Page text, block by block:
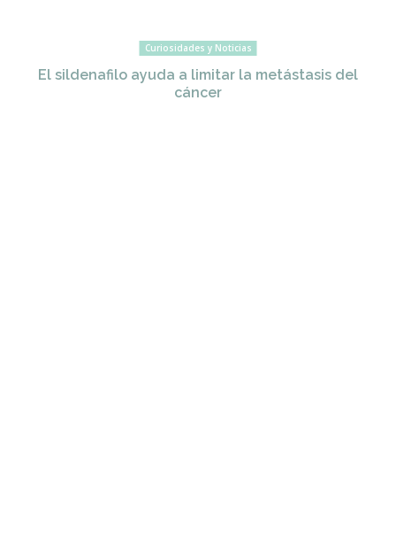
Curiosidades y Noticias
El sildenafilo ayuda a limitar la metástasis del
cáncer